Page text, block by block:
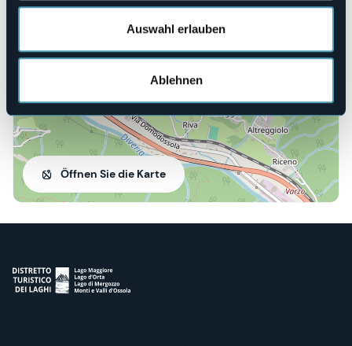
Auswahl erlauben
Ablehnen
28868 - Varzo (VB)
Öffnen Sie die Karte